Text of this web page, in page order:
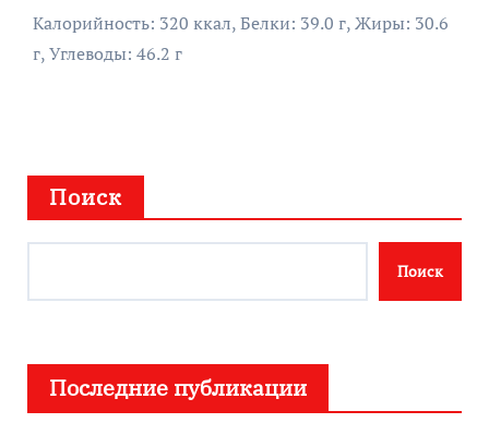
Калорийность: 320 ккал, Белки: 39.0 г, Жиры: 30.6
г, Углеводы: 46.2 г
Поиск
Поиск
Последние публикации